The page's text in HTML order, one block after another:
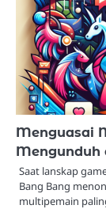
Menguasai
Mengunduh
Saat lanskap
Bang Bang
multipemain